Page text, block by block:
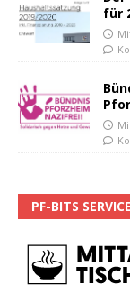
für
PF-BITS